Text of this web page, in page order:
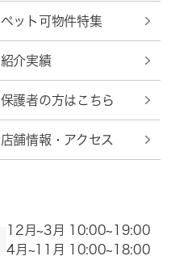
ペット可物件特集
紹介実績
保護者の方はこちら
店舗情報・アクセス
12月~3月 10:00~19:00
4月~11月 10:00~18:00